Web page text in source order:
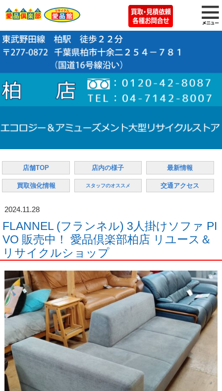
店舗TOP 店内の様子 最新情報
買取強化情報 スタッフのオススメ 交通アクセス
2024.11.28
FLANNEL (フランネル) 3人掛けソファ PI
VO 販売中！ 愛品倶楽部柏店 リユース＆
リサイクルショップ